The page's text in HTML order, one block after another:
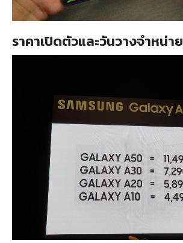
ราคาเปิดตัวและวันวางจำหน่าย